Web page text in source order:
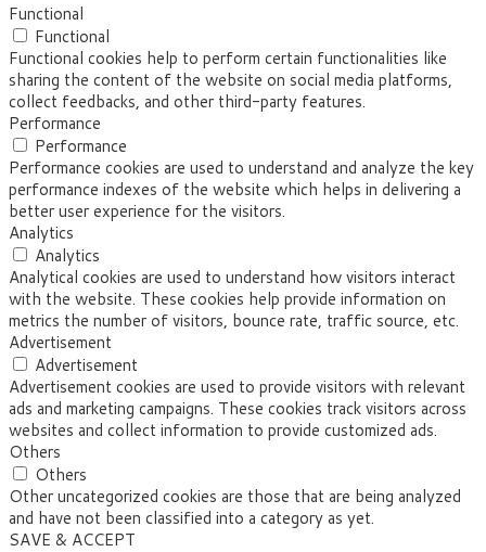
Functional
Functional
Functional cookies help to perform certain functionalities like
sharing the content of the website on social media platforms,
collect feedbacks, and other third-party features.
Performance
Performance
Performance cookies are used to understand and analyze the key
performance indexes of the website which helps in delivering a
better user experience for the visitors.
Analytics
Analytics
Analytical cookies are used to understand how visitors interact
with the website. These cookies help provide information on
metrics the number of visitors, bounce rate, traffic source, etc.
Advertisement
Advertisement
Advertisement cookies are used to provide visitors with relevant
ads and marketing campaigns. These cookies track visitors across
websites and collect information to provide customized ads.
Others
Others
Other uncategorized cookies are those that are being analyzed
and have not been classified into a category as yet.
SAVE & ACCEPT